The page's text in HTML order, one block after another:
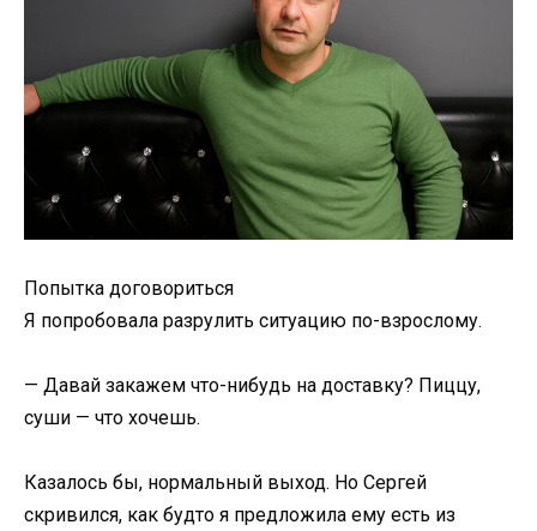
Попытка договориться
Я попробовала разрулить ситуацию по-взрослому.
— Давай закажем что-нибудь на доставку? Пиццу,
суши — что хочешь.
Казалось бы, нормальный выход. Но Сергей
скривился, как будто я предложила ему есть из